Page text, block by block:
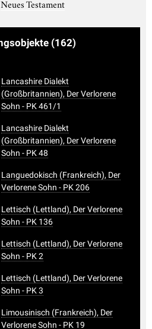
Neues Testament
(162)
Lancashire Dialekt
(Großbritannien), Der Verlorene
Sohn - PK 461/1
Lancashire Dialekt
(Großbritannien), Der Verlorene
Sohn - PK 48
Languedokisch (Frankreich), Der
Verlorene Sohn - PK 206
Lettisch (Lettland), Der Verlorene
Sohn - PK 136
Lettisch (Lettland), Der Verlorene
Sohn - PK 2
Lettisch (Lettland), Der Verlorene
Sohn - PK 3
Limousinisch (Frankreich), Der
Verlorene Sohn - PK 19